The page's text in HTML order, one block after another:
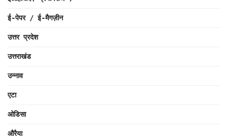
ई-पेपर / ई-मैगज़ीन
उत्तर प्रदेश
उत्तराखंड
उन्नाव
एटा
ओडिसा
औरैया